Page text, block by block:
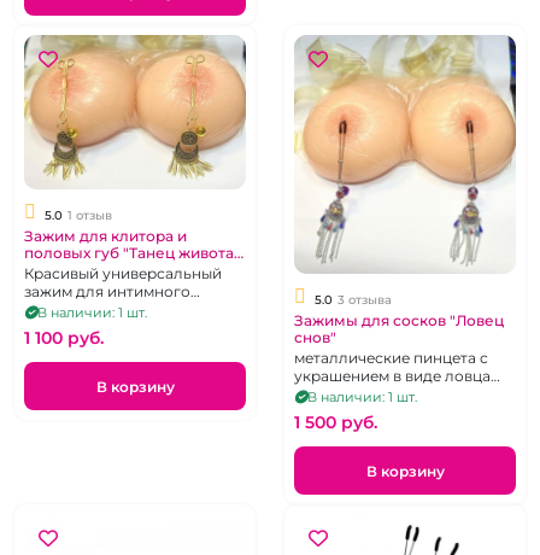
5.0 1 отзыв
Зажим для клитора и
половых губ "Танец живота"
с украшением
Красивый универсальный
зажим для интимного
украшения
В наличии: 1 шт.
1 100 pуб.
В корзину
5.0 3 отзыва
Зажимы для сосков "Ловец
снов"
металлические пинцета с
украшением в виде ловца
снов
В наличии: 1 шт.
1 500 pуб.
В корзину